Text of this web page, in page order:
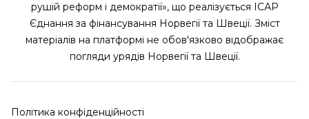
рушій реформ і демократії», що реалізується ІСАР
Єднання за фінансування Норвегії та Швеції. Зміст
матеріалів на платформі не обов'язково відображає
погляди урядів Норвегії та Швеції.
Політика конфіденційності